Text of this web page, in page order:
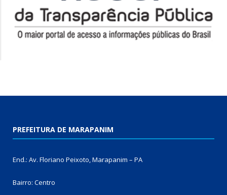
PREFEITURA DE MARAPANIM
End.: Av. Floriano Peixoto, Marapanim – PA
Bairro: Centro